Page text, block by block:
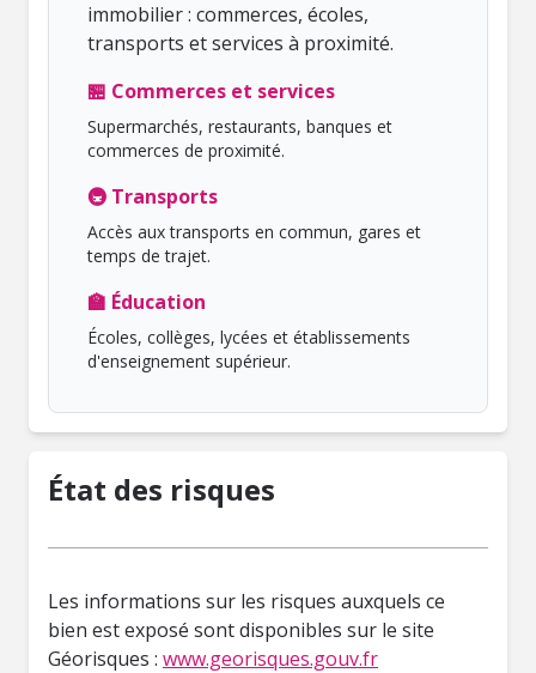
immobilier : commerces, écoles,
transports et services à proximité.
🏪 Commerces et services
Supermarchés, restaurants, banques et
commerces de proximité.
🚇 Transports
Accès aux transports en commun, gares et
temps de trajet.
🏫 Éducation
Écoles, collèges, lycées et établissements
d'enseignement supérieur.
État des risques
Les informations sur les risques auxquels ce
bien est exposé sont disponibles sur le site
Géorisques : www.georisques.gouv.fr